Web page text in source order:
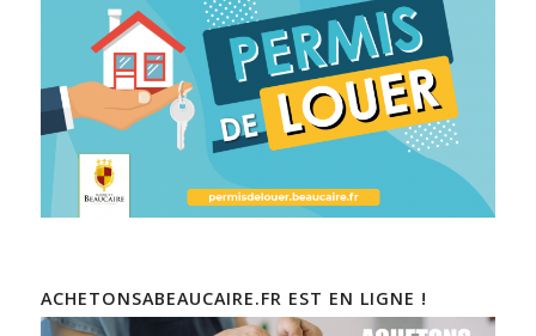
ACHETONSABEAUCAIRE.FR EST EN LIGNE !